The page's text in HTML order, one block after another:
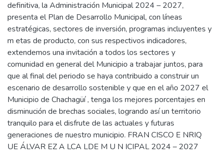
definitiva, la Administración Municipal 2024 – 2027,
presenta el Plan de Desarrollo Municipal, con líneas
estratégicas, sectores de inversión, programas incluyentes y
m etas de producto, con sus respectivos indicadores,
extendemos una invitación a todos los sectores y
comunidad en general del Municipio a trabajar juntos, para
que al final del periodo se haya contribuido a construir un
escenario de desarrollo sostenible y que en el año 2027 el
Municipio de Chachagüí , tenga los mejores porcentajes en
disminución de brechas sociales, logrando así un territorio
tranquilo para el disfrute de las actuales y futuras
generaciones de nuestro municipio. FRAN CISCO E NRIQ
UE ÁLVAR EZ A LCA LDE M U N ICIPAL 2024 – 2027